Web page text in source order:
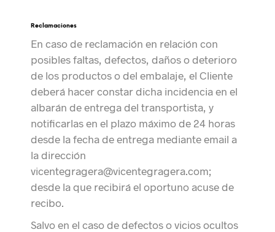
Reclamaciones
En caso de reclamación en relación con
posibles faltas, defectos, daños o deterioro
de los productos o del embalaje, el Cliente
deberá hacer constar dicha incidencia en el
albarán de entrega del transportista, y
notificarlas en el plazo máximo de 24 horas
desde la fecha de entrega mediante email a
la dirección
vicentegragera@vicentegragera.com;
desde la que recibirá el oportuno acuse de
recibo.
Salvo en el caso de defectos o vicios ocultos